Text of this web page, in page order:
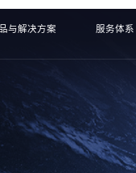
与解决方案 服务体系